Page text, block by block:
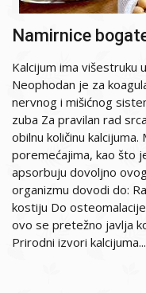
Namirnice
Kalcijum ima višestruku
Neophodan je za
nervnog i mišićnog
zuba Za pravilan rad
obilnu količinu
poremećajima, kao što
apsorbuju dovoljno
organizmu dovodi do:
kostiju Do
ovo se pretežno javlja
Prirodni izvori kalcijuma...